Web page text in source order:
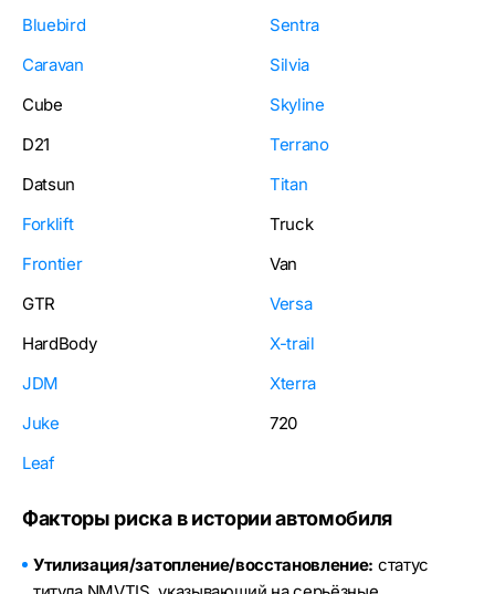
Bluebird
Caravan
Cube
D21
Datsun
Forklift
Frontier
GTR
HardBody
JDM
Juke
Leaf
Sentra
Silvia
Skyline
Terrano
Titan
Truck
Van
Versa
X-trail
Xterra
720
Факторы риска в истории автомобиля
Утилизация/затопление/восстановление: статус